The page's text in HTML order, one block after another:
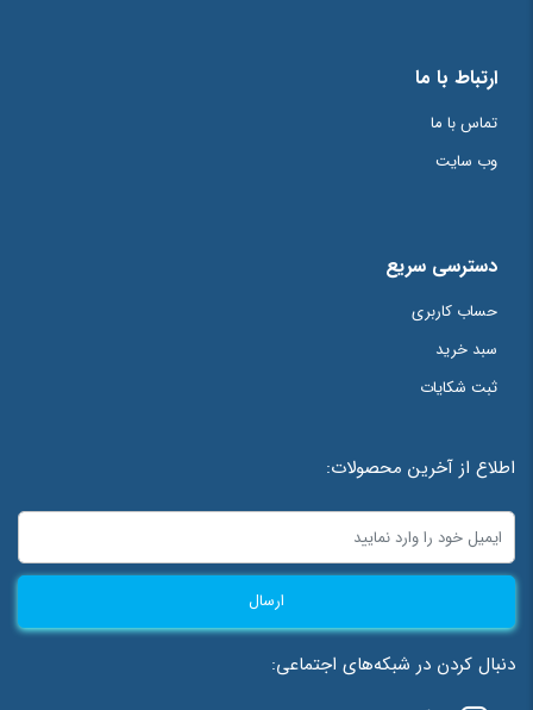
پرداخت
نصب روکش یا بریج
نام *
ایمیل*
ذخیره نام، ایمیل و وبسایت من در مرورگر برای زمانی که دوباره دیدگاهی
می‌نویسم.
ارتباط با ما
تماس با ما
وب سایت
دسترسی سریع
حساب کاربری
سبد خرید
ثبت شکایات
اطلاع از آخرین محصولات:
ارسال
دنبال کردن در شبکه‌های اجتماعی: